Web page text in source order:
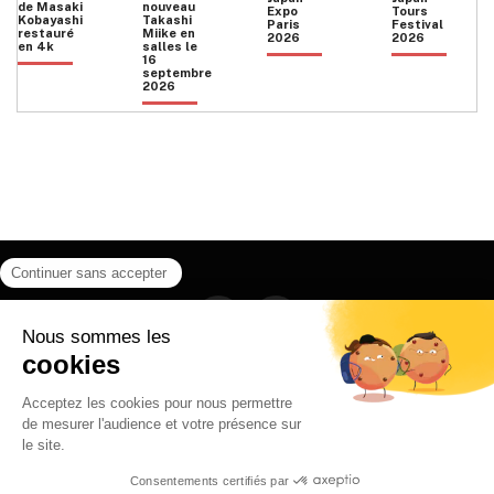
de Masaki
Kobayashi
restauré
en 4k
nouveau
Takashi
Miike en
salles le
16
septembre
2026
Expo
Paris
2026
Tours
Festival
2026
Instagram
CONTACT
POLITIQUE DE CONFIDENTIALITÉ
© 2026 Ilyfunet communication